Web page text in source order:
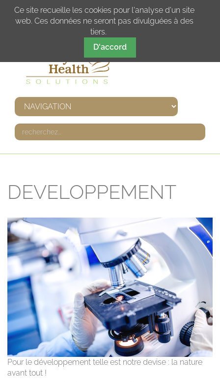
EN FR
DEVELOPPEMENT
Pour le développement telle est notre devise : la nature
avant tout !
Ce site recueille les cookies pour l'analyse d'un site
web. Ces données ne seront pas divulguées à des
tiers.
D'accord